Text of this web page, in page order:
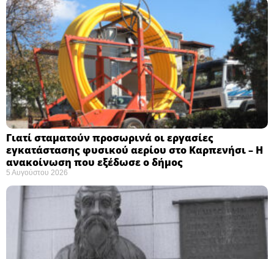
Γιατί σταματούν προσωρινά οι εργασίες
εγκατάστασης φυσικού αερίου στο Καρπενήσι – Η
ανακοίνωση που εξέδωσε ο δήμος
5 Αυγούστου 2026